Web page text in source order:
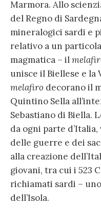
Marmora. Allo
del Regno di
mineralogici sardi e
relativo a un
magmatica – il
unisce il Biellese e la
melafiro decorano il
Quintino Sella
Sebastiano di Biella.
da ogni parte
delle guerre e dei
alla creazione
giovani, tra cui i 523
richiamati sardi –
dell’Isola.